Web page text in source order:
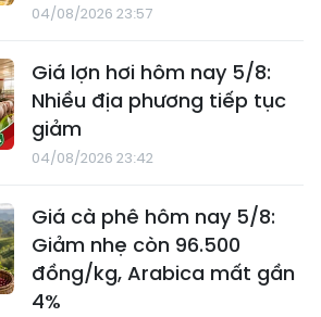
04/08/2026 23:57
Giá lợn hơi hôm nay 5/8:
Nhiều địa phương tiếp tục
giảm
04/08/2026 23:42
Giá cà phê hôm nay 5/8:
Giảm nhẹ còn 96.500
đồng/kg, Arabica mất gần
4%